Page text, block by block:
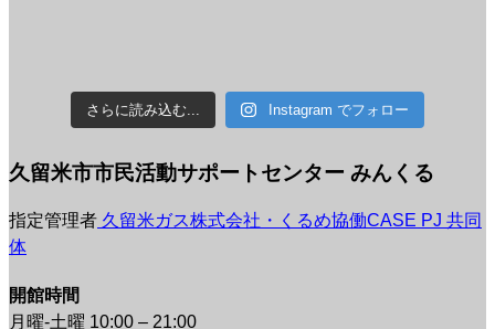
さらに読み込む... Instagram でフォロー
久留米市市民活動サポートセンター みんくる
指定管理者 久留米ガス株式会社・くるめ協働CASE PJ 共同
体
開館時間
月曜-土曜 10:00 – 21:00